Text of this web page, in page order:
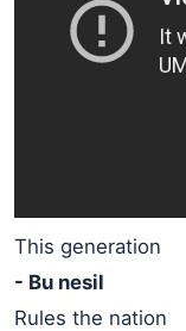
This generation
- Bu nesil
Rules the nation